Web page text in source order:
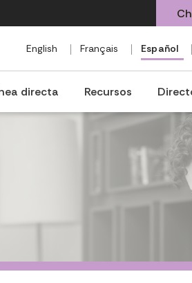
English Français Español
directa Recursos